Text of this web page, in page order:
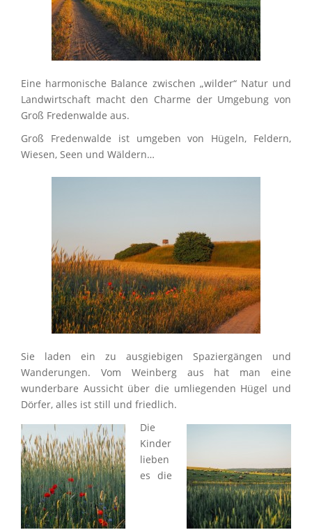
Eine harmonische Balance zwischen „wilder“ Natur und
Landwirtschaft macht den Charme der Umgebung von
Groß Fredenwalde aus.
Groß Fredenwalde ist umgeben von Hügeln, Feldern,
Wiesen, Seen und Wäldern…
Sie laden ein zu ausgiebigen Spaziergängen und
Wanderungen. Vom Weinberg aus hat man eine
wunderbare Aussicht über die umliegenden Hügel und
Dörfer, alles ist still und friedlich.
Die
Kinder
lieben
es die